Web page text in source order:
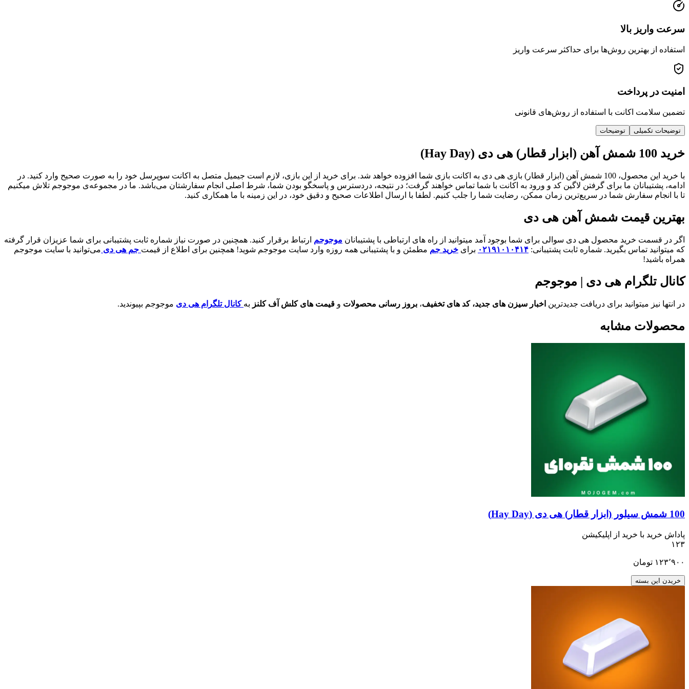
سرعت واریز بالا
استفاده از بهترین روش‌ها برای حداکثر سرعت واریز
امنیت در پرداخت
تضمین سلامت اکانت با استفاده از روش‌های قانونی
توضیحات تکمیلی توضیحات
خرید 100 شمش آهن (ابزار قطار) هی دی (Hay Day)
با خرید این محصول، 100 شمش آهن (ابزار قطار) بازی هی دی به اکانت بازی شما افزوده خواهد شد. برای خرید از این بازی، لازم است جیمیل متصل به اکانت سوپرسل خود را به صورت صحیح وارد کنید. در
ادامه، پشتیبانان ما برای گرفتن لاگین کد و ورود به اکانت با شما تماس خواهند گرفت؛ در نتیجه، دردسترس و پاسخگو بودن شما، شرط اصلی انجام سفارشتان می‌باشد. ما در مجموعه‌ی موجوجم تلاش میکنیم
تا با انجام سفارش شما در سریع‌ترین زمان ممکن، رضایت شما را جلب کنیم. لطفا با ارسال اطلاعات صحیح و دقیق خود، در این زمینه با ما همکاری کنید.
بهترین قیمت شمش آهن هی دی
اگر در قسمت خرید محصول هی دی سوالی برای شما بوجود آمد میتوانید از راه های ارتباطی با پشتیبانان موجوجم ارتباط برقرار کنید. همچنین در صورت نیاز شماره ثابت پشتیبانی برای شما عزیزان قرار گرفته
که میتوانید تماس بگیرید. شماره ثابت پشتیبانی: ۰۲۱۹۱۰۱۰۴۱۴ برای خرید جم مطمئن و با پشتیبانی همه روزه وارد سایت موجوجم شوید! همچنین برای اطلاع از قیمت جم هی دی می‌توانید با سایت موجوجم
همراه باشید!
کانال تلگرام هی دی | موجوجم
در انتها نیز میتوانید برای دریافت جدیدترین اخبار سیزن های جدید، کد های تخفیف، بروز رسانی محصولات و قیمت های کلش آف کلنز به کانال تلگرام هی دی موجوجم بپیوندید.
محصولات مشابه
100 شمش سیلور (ابزار قطار) هی دی (Hay Day)
پاداش خرید با خرید از اپلیکیشن
۱۲۳
۱۲۳٬۹۰۰ تومان
خریدن این بسته